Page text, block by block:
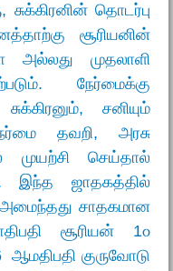
சுக்கிரனின் தொடர்பு
சூரியனின்
முதலாளி
நேர்மைக்கு
சனியும்
தவறி, அரசு
முயற்சி செய்தால்
இந்த ஜாதகத்தில்
அமைந்தது சாதகமான
சூரியன் 1௦
குருவோடு